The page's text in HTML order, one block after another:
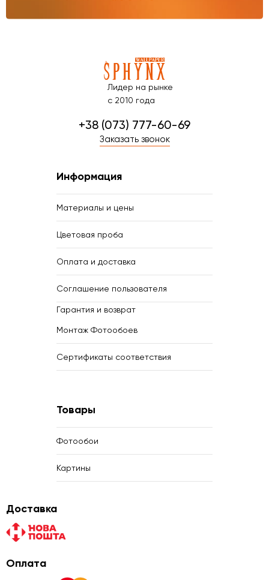
Лидер на рынке
с 2010 года
+38 (073) 777-60-69
Заказать звонок
Информация
Материалы и цены
Цветовая проба
Оплата и доставка
Соглашение пользователя
Гарантия и возврат
Монтаж Фотообоев
Сертификаты соответствия
Товары
Фотообои
Картины
Доставка
Оплата